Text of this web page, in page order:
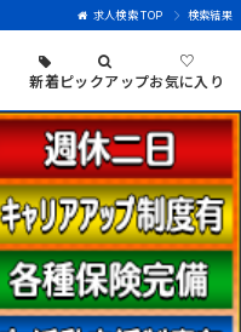
求人検索 TOP 検索結果
新着ピックアップ
♡
お気に入り